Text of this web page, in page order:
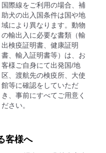
国際線をご利用の場合、補
助犬の出入国条件は国や地
域により異なります。動物
の輸出入に必要な書類（輸
出検疫証明書、健康証明
書、輸入証明書等）は、お
客様ご自身にて出発国/地
区、渡航先の検疫所、大使
館等に確認をしていただ
き、事前にすべてご用意く
ださい。
客様へ